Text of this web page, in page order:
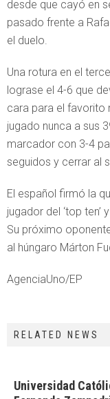
desde que cayó en
pasado frente a
el duelo.
Una rotura en el
lograse el 4-6 que
cara para el favorito
jugado nunca a sus
marcador con 3-4
seguidos y cerrar al
El español firmó la
jugador del ‘top
Su próximo
al húngaro Márton
AgenciaUno/EP
RELATED NEWS
Universidad